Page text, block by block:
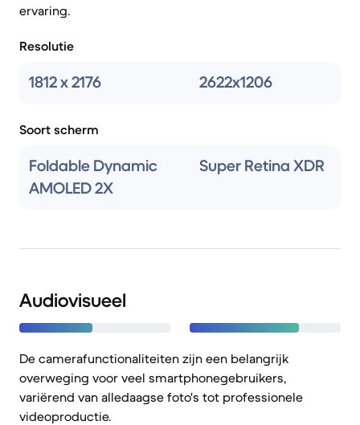
ervaring.
Resolutie
1812 x 2176 2622x1206
Soort scherm
Foldable Dynamic
AMOLED 2X
Super Retina XDR
Audiovisueel
De camerafunctionaliteiten zijn een belangrijk
overweging voor veel smartphonegebruikers,
variërend van alledaagse foto's tot professionele
videoproductie.